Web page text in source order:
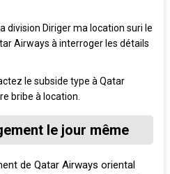
division Diriger ma location suri le
Airways à interroger les détails
le subside type à Qatar
bribe à location.
le jour même
de Qatar Airways oriental